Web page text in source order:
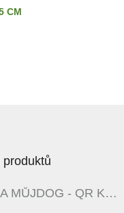
CM
CHYTRÁ PSÍ ZNÁMKA MŮJDOG - QR KÓD - ČERNÁ / BÍLÁ